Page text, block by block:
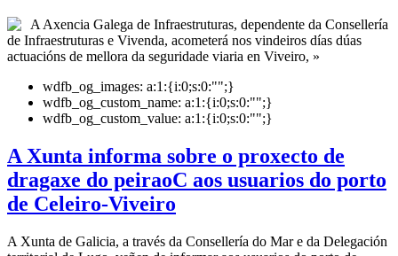
A Axencia Galega de Infraestruturas, dependente da Consellería
de Infraestruturas e Vivenda, acometerá nos vindeiros días dúas
actuacións de mellora da seguridade viaria en Viveiro, »
wdfb_og_images: a:1:{i:0;s:0:"";}
wdfb_og_custom_name: a:1:{i:0;s:0:"";}
wdfb_og_custom_value: a:1:{i:0;s:0:"";}
A Xunta informa sobre o proxecto de
dragaxe do peiraoC aos usuarios do porto
de Celeiro-Viveiro
A Xunta de Galicia, a través da Consellería do Mar e da Delegación